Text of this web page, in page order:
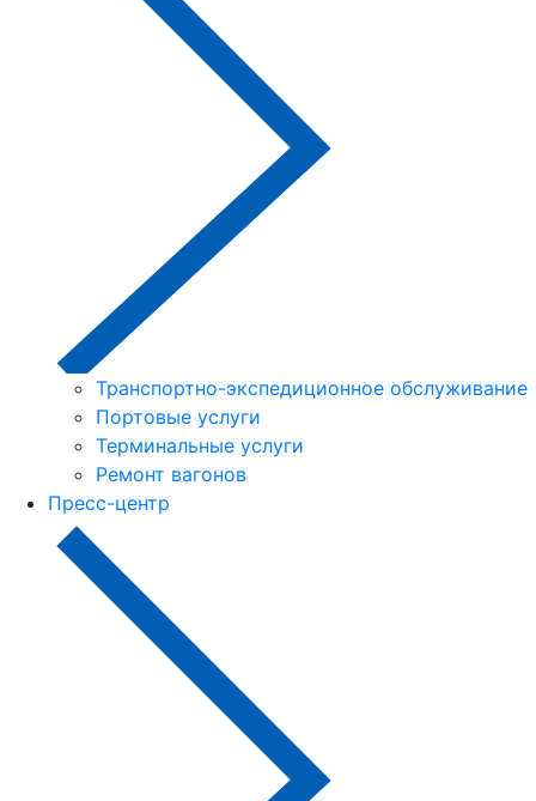
Транспортно-экспедиционное обслуживание
Портовые услуги
Терминальные услуги
Ремонт вагонов
Пресс-центр